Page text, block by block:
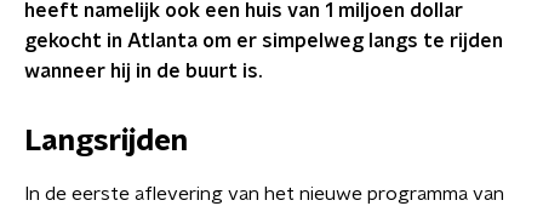
heeft namelijk ook een huis van 1 miljoen dollar
gekocht in Atlanta om er simpelweg langs te rijden
wanneer hij in de buurt is.
Langsrijden
In de eerste aflevering van het nieuwe programma van